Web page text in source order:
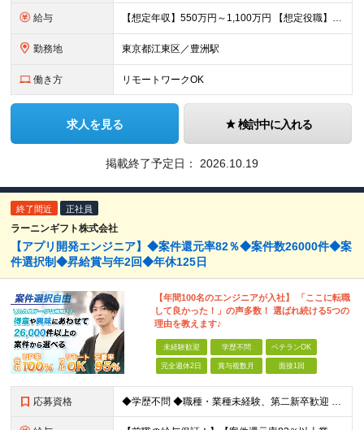
給与 【想定年収】550万円～1,100万円 【想定役職】 課長代理 主任 一般 ※これまでの経験・年齢などを考慮し、当社給与規則に基づき決定します。 ※詳細は面接時にお伝えします。
勤務地 東京都江東区／豊洲駅
働き方 リモートワークOK
求人を見る 検討中に入れる
掲載終了予定日： 2026.10.19
終了間近 正社員
ラーニンギフト株式会社
【アプリ開発エンジニア】◆案件還元率82％◆案件数26000件◆案
件選択制◆昇給賞与年2回◆年休125日
【年間100名のエンジニアが入社】 「ここに転職
して良かった！」の声多数！ 選ばれ続ける5つの
理由を教えます♪
未経験歓迎 学歴不問 ベテランOK
完全週休2日 賞与複数月 面接1回
応募資格 ◆学歴不問 ◆職種・業種未経験、第二新卒歓迎 【具体的には】 1ヶ月でも実務経験があれば尚◎ ※豊富な経験者は特に給与面で大きな優遇有 ＜経験浅めの方でも歓迎＞ ★以下「◎」いずれかに該当され